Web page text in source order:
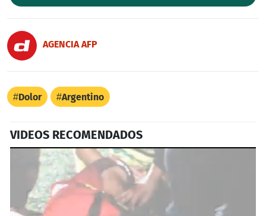
AGENCIA AFP
Dolor Argentino
VIDEOS RECOMENDADOS